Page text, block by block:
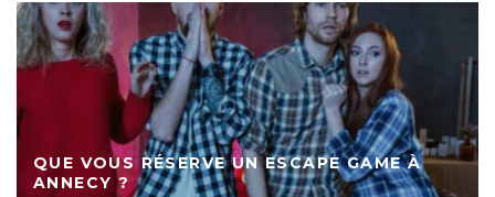
QUE VOUS RÉSERVE UN ESCAPE GAME À
ANNECY ?